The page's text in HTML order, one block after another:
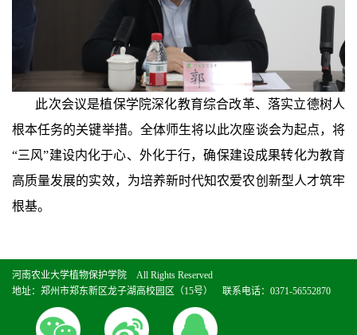
此次会议是植保学院深化教育综合改革、落实立德树人
根本任务的关键举措。全体师生将以此次座谈会为起点，将
“三风”建设内化于心、外化于行，确保建设成果转化为教育
高质量发展的实效，为培养新时代知农爱农创新型人才筑牢
根基。
河南农业大学植物保护学院 All Rights Reserved
地址：郑州市郑东新区龙子湖高校园区（15号） 联系电话：0371-56552870